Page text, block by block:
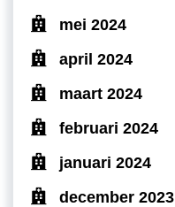
mei 2024
april 2024
maart 2024
februari 2024
januari 2024
december 2023